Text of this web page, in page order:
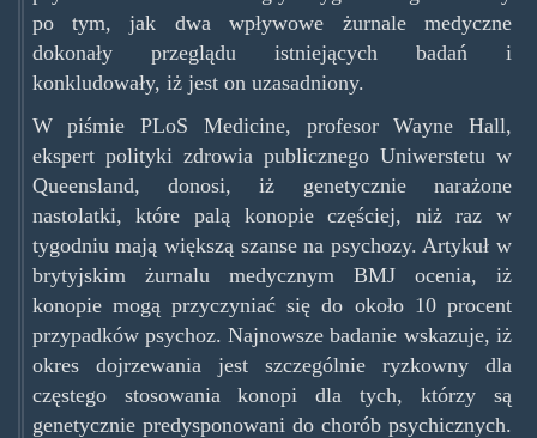
po tym, jak dwa wpływowe żurnale medyczne
dokonały przeglądu istniejących badań i
konkludowały, iż jest on uzasadniony.
W piśmie PLoS Medicine, profesor Wayne Hall,
ekspert polityki zdrowia publicznego Uniwerstetu w
Queensland, donosi, iż genetycznie narażone
nastolatki, które palą konopie częściej, niż raz w
tygodniu mają większą szanse na psychozy. Artykuł w
brytyjskim żurnalu medycznym BMJ ocenia, iż
konopie mogą przyczyniać się do około 10 procent
przypadków psychoz. Najnowsze badanie wskazuje, iż
okres dojrzewania jest szczególnie ryzkowny dla
częstego stosowania konopi dla tych, którzy są
genetycznie predysponowani do chorób psychicznych.